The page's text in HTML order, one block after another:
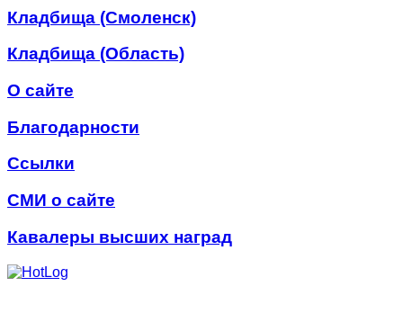
Кладбища (Смоленск)
Кладбища (Область)
О сайте
Благодарности
Ссылки
СМИ о сайте
Кавалеры высших наград